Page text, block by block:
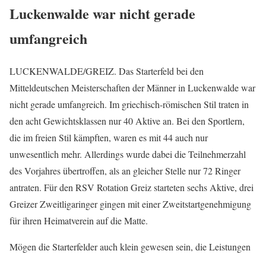
Luckenwalde war nicht gerade
umfangreich
LUCKENWALDE/GREIZ. Das Starterfeld bei den
Mitteldeutschen Meisterschaften der Männer in Luckenwalde war
nicht gerade umfangreich. Im griechisch-römischen Stil traten in
den acht Gewichtsklassen nur 40 Aktive an. Bei den Sportlern,
die im freien Stil kämpften, waren es mit 44 auch nur
unwesentlich mehr. Allerdings wurde dabei die Teilnehmerzahl
des Vorjahres übertroffen, als an gleicher Stelle nur 72 Ringer
antraten. Für den RSV Rotation Greiz starteten sechs Aktive, drei
Greizer Zweitligaringer gingen mit einer Zweitstartgenehmigung
für ihren Heimatverein auf die Matte.
Mögen die Starterfelder auch klein gewesen sein, die Leistungen